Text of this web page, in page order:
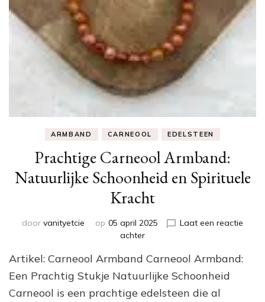
ARMBAND CARNEOOL EDELSTEEN
Prachtige Carneool Armband:
Natuurlijke Schoonheid en Spirituele
Kracht
door vanityetcie op 05 april 2025
Laat een reactie
achterop
Carneool
Armband:
Natuurlijke
Schoonheid
Artikel: Carneool Armband Carneool Armband:
Een Prachtig Stukje Natuurlijke Schoonheid
Carneool is een prachtige edelsteen die al